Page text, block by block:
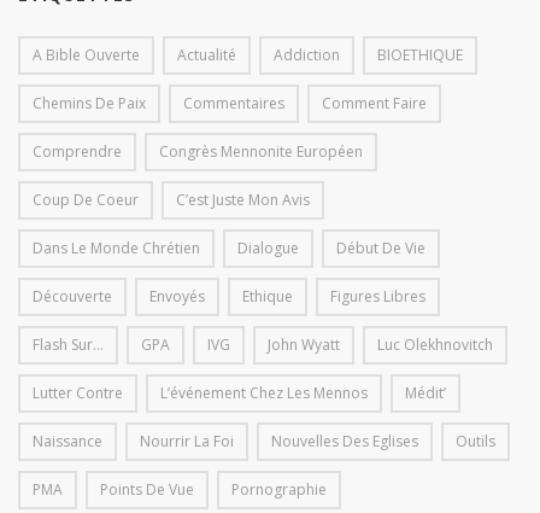
A Bible Ouverte Actualité Addiction BIOETHIQUE
Chemins De Paix Commentaires Comment Faire
Comprendre Congrès Mennonite Européen
Coup De Coeur C’est Juste Mon Avis
Dans Le Monde Chrétien Dialogue Début De Vie
Découverte Envoyés Ethique Figures Libres
Flash Sur... GPA IVG John Wyatt Luc Olekhnovitch
Lutter Contre L’événement Chez Les Mennos Médit’
Naissance Nourrir La Foi Nouvelles Des Eglises Outils
PMA Points De Vue Pornographie